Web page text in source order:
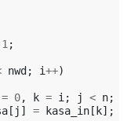
;
nwd ; i++)
= 0, k = i ; j < n;
[ j ] = kasa_in [ k];